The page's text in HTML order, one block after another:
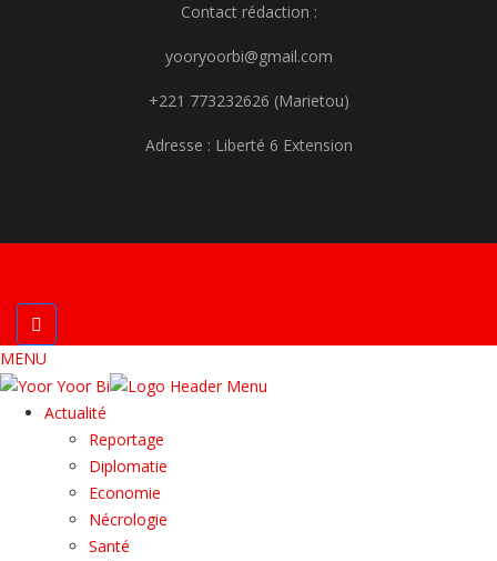
Contact rédaction :
yooryoorbi@gmail.com
+221 773232626 (Marietou)
Adresse : Liberté 6 Extension
MENU
Actualité
Reportage
Diplomatie
Economie
Nécrologie
Santé